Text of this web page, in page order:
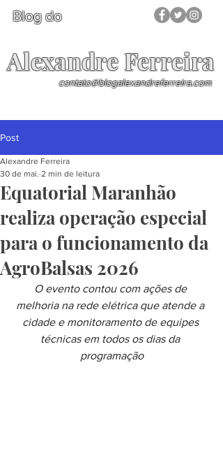
Blog do
Alexandre Ferreira
contato@blogalexandreferreira.com
Post
Equatorial Maranhão
realiza operação especial
para o funcionamento da
AgroBalsas 2026
Alexandre Ferreira
30 de mai. 2 min de leitura
O evento contou com ações de
melhoria na rede elétrica que atende a
cidade e monitoramento de equipes
técnicas em todos os dias da
programação